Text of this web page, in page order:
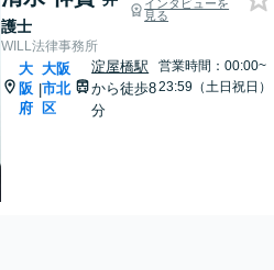
護士
インタビューを
見る
WILL法律事務所
大
阪
府
|
大阪
市北
区
淀屋橋駅
から徒歩8
分
営業時間：00:00~
23:59（土日祝日）